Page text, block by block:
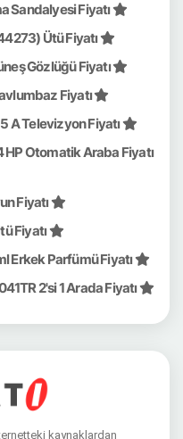
Sandalyesi Fiyatı
Ütü Fiyatı
Gözlüğü Fiyatı
Fiyatı
A Televizyon Fiyatı
HP Otomatik Araba Fiyatı
Fiyatı
Fiyatı
Erkek Parfümü Fiyatı
2'si 1 Arada Fiyatı
kaynaklardan